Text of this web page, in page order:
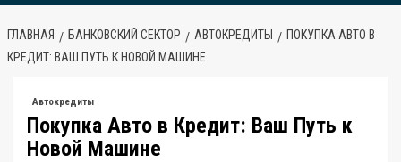
ГЛАВНАЯ БАНКОВСКИЙ СЕКТОР АВТОКРЕДИТЫ
ПОКУПКА АВТО В
КРЕДИТ: ВАШ ПУТЬ К НОВОЙ МАШИНЕ
Автокредиты
Покупка Авто в Кредит: Ваш Путь к
Новой Машине